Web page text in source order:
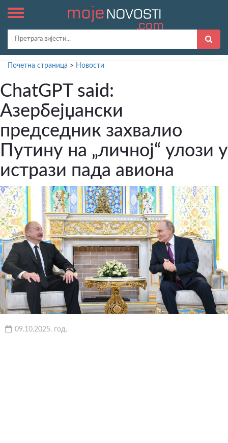
Почетна страница > Новости
ChatGPT said:
Азербејџански
председник захвалио
Путину на „личној“ улози у
истрази пада авиона
09.10.2025. год.